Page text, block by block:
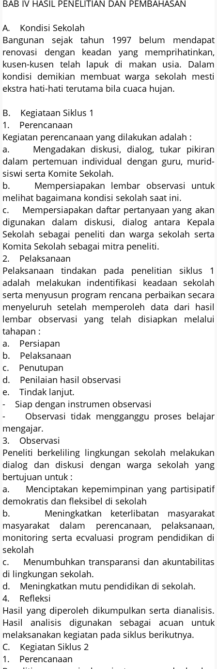
BAB IV HASIL PENELITIAN DAN PEMBAHASAN
A. Kondisi Sekolah
Bangunan sejak tahun 1997 belum mendapat
renovasi dengan keadan yang memprihatinkan,
kusen-kusen telah lapuk di makan usia. Dalam
kondisi demikian membuat warga sekolah mesti
ekstra hati-hati terutama bila cuaca hujan.
B. Kegiataan Siklus 1
1. Perencanaan
Kegiatan perencanaan yang dilakukan adalah :
a. Mengadakan diskusi, dialog, tukar pikiran
dalam pertemuan individual dengan guru, murid-
siswi serta Komite Sekolah.
b. Mempersiapakan lembar observasi untuk
melihat bagaimana kondisi sekolah saat ini.
c. Mempersiapakan daftar pertanyaan yang akan
digunakan dalam diskusi, dialog antara Kepala
Sekolah sebagai peneliti dan warga sekolah serta
Komita Sekolah sebagai mitra peneliti.
2. Pelaksanaan
Pelaksanaan tindakan pada penelitian siklus 1
adalah melakukan indentifikasi keadaan sekolah
serta menyusun program rencana perbaikan secara
menyeluruh setelah memperoleh data dari hasil
lembar observasi yang telah disiapkan melalui
tahapan :
a. Persiapan
b. Pelaksanaan
c. Penutupan
d. Penilaian hasil observasi
e. Tindak lanjut.
- Siap dengan instrumen observasi
- Observasi tidak mengganggu proses belajar
mengajar.
3. Observasi
Peneliti berkeliling lingkungan sekolah melakukan
dialog dan diskusi dengan warga sekolah yang
bertujuan untuk :
a. Menciptakan kepemimpinan yang partisipatif
demokratis dan fleksibel di sekolah
b. Meningkatkan keterlibatan masyarakat
masyarakat dalam perencanaan, pelaksanaan,
monitoring serta ecvaluasi program pendidikan di
sekolah
c. Menumbuhkan transparansi dan akuntabilitas
di lingkungan sekolah.
d. Meningkatkan mutu pendidikan di sekolah.
4. Refleksi
Hasil yang diperoleh dikumpulkan serta dianalisis.
Hasil analisis digunakan sebagai acuan untuk
melaksanakan kegiatan pada siklus berikutnya.
C. Kegiatan Siklus 2
1. Perencanaan